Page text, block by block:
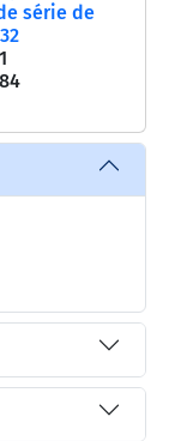
série de